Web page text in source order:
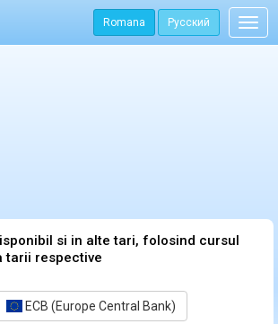
Romana Русский
si in alte tari, folosind cursul
tarii respective
ECB (Europe Central Bank)